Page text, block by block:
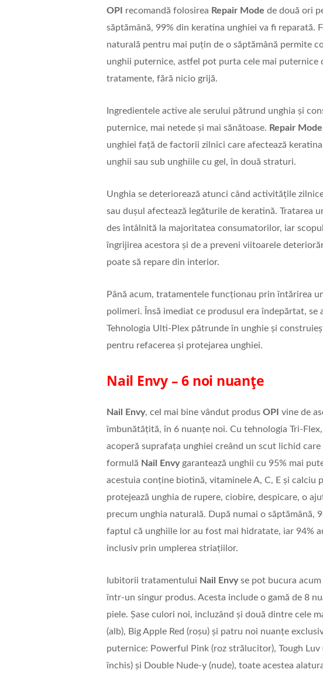
OPI recomandă folosirea Repair Mode de două ori
săptămână, 99% din keratina unghiei va fi reparată.
naturală pentru mai puțin de o săptămână permite
unghii puternice, astfel pot purta cele mai
tratamente, fără nicio grijă.
Ingredientele active ale serului pătrund unghia și
puternice, mai netede și mai sănătoase. Repair Mode
unghiei față de factorii zilnici care afectează
unghii sau sub unghiile cu gel, în două straturi.
Unghia se deteriorează atunci când activitățile
sau dușul afectează legăturile de keratină. Tratarea
des întâlnită la majoritatea consumatorilor, iar scopul
îngrijirea acestora și de a preveni viitoarele
poate să repare din interior.
Până acum, tratamentele funcționau prin întărirea
polimeri. Însă imediat ce produsul era îndepărtat, se
Tehnologia Ulti-Plex pătrunde în unghie și
pentru refacerea și protejarea unghiei.
Nail Envy – 6 noi nuanțe
Nail Envy, cel mai bine vândut produs OPI vine de
îmbunătățită, în 6 nuanțe noi. Cu tehnologia Tri-
acoperă suprafața unghiei creând un scut lichid
formulă Nail Envygarantează unghii cu 95% mai
acestuia conține biotină, vitaminele A, C, E și calciu
protejează unghia de rupere, ciobire, despicare, o
precum unghia naturală. După numai o săptămână,
faptul că unghiile lor au fost mai hidratate, iar 94%
inclusiv prin umplerea striațiilor.
Iubitorii tratamentului Nail Envyse pot bucura
într-un singur produs. Acesta include o gamă de 8
piele. Șase culori noi, incluzând și două dintre cele
(alb), Big Apple Red (roșu) și patru noi nuanțe
puternice: Powerful Pink (roz strălucitor), Tough
închis) și Double Nude-y (nude), toate acestea